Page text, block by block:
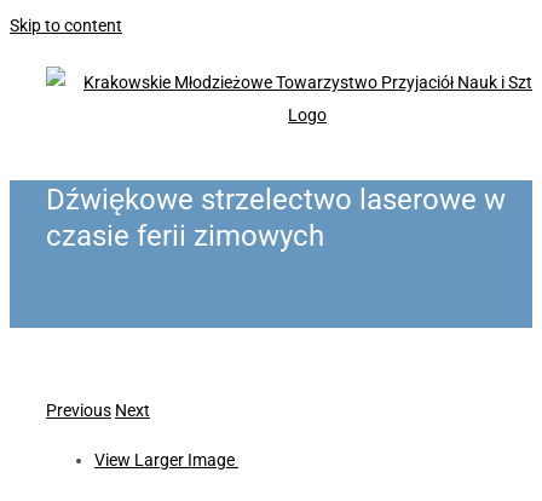
Skip to content
Dźwiękowe strzelectwo laserowe w
czasie ferii zimowych
Previous Next
View Larger Image